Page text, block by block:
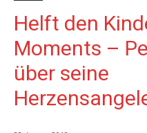
Helft den
Moments –
über seine